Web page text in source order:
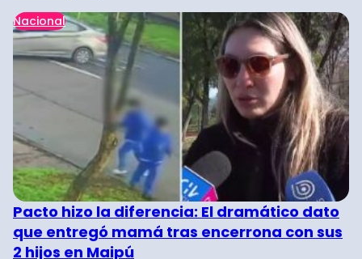
Nacional
Pacto hizo la diferencia: El dramático dato
que entregó mamá tras encerrona con sus
2 hijos en Maipú